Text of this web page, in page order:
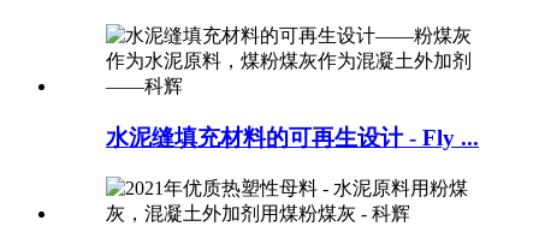
水泥缝填充材料的可再生设计 - Fly ...